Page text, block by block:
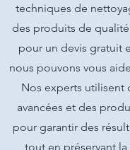
techniques de
des produits de
pour un devis gratuit
nous pouvons vous
Nos experts utilisent
avancées et des
pour garantir des
tout en préservant